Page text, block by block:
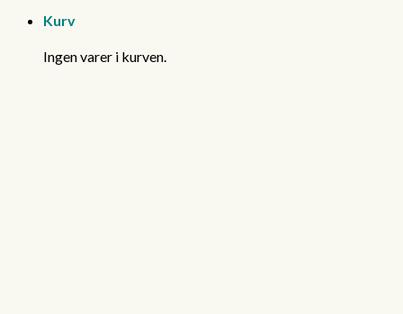
Kurv
Ingen varer i kurven.